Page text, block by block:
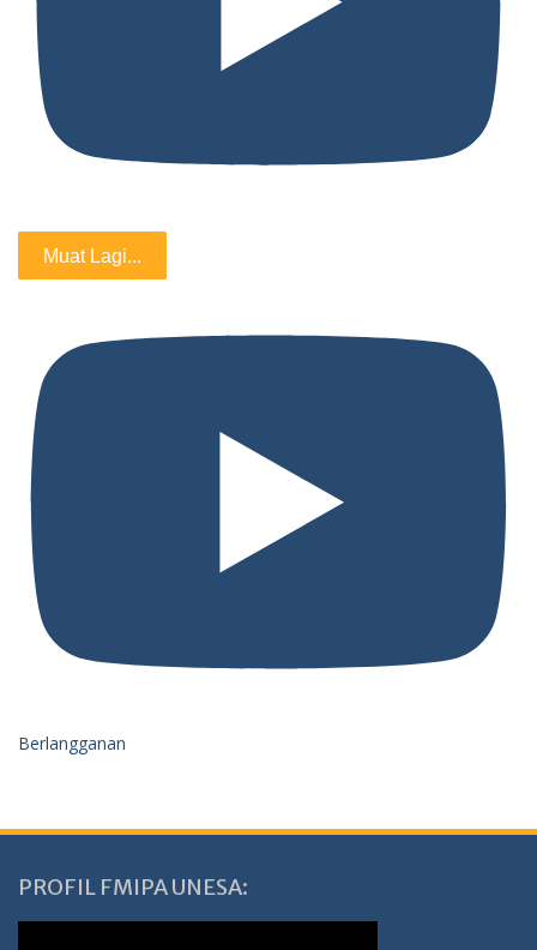
Muat Lagi...
Berlangganan
PROFIL FMIPA UNESA: